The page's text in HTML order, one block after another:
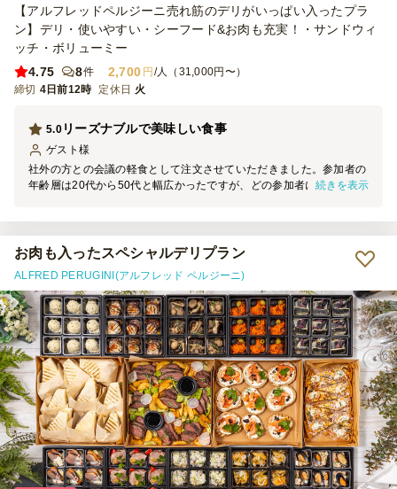
【アルフレッドペルジーニ売れ筋のデリがいっぱい入ったプラ
ン】デリ・使いやすい・シーフード&お肉も充実！・サンドウィ
ッチ・ボリューミー
4.75
8件 2,700 円 /人（31,000円〜）
締切 4日前12時 定休日 火
リーズナブルで美味しい食事
5.0
ゲスト 様
社外の方との会議の軽食として注文させていただきました。参加者の
年齢層は20代から50代と幅広かったですが、どの参加者にも好評で
やすく、助かりました。内容に対してお値段も手ごろだと思います。
強いて言えば、オイルサーディンの見た目が少し地味で手を付けてい
る参加者が少なかったため、少し色味があるとより良いかと思いまし
た。 また、飲み物を別で調達するのが面倒だったため、オプション
として1本～500円くらいで2L（もしくは～200円くらいで500ml）
ペットボトルを頼めると有難いなと思いました。（サービス☆4.5の
理由です）
続きを表示
お肉も入ったスペシャルデリプラン
ALFRED PERUGINI(アルフレッド ペルジーニ)